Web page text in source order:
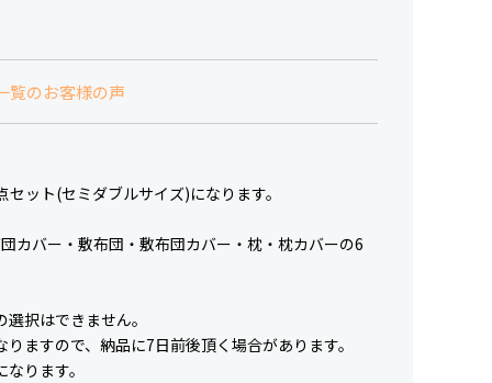
覧のお客様の声
セット(セミダブルサイズ)になります。
カバー・敷布団・敷布団カバー・枕・枕カバーの6
択はできません。
ますので、納品に7日前後頂く場合があります。
ります。